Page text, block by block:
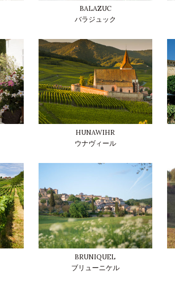
BALAZUC
バラジュック
HUNAWIHR
ウナヴィール
BRUNIQUEL
ブリューニケル